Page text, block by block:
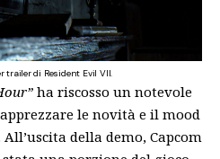
trailer di Resident Evil VII.
ha riscosso un notevole
le novità e il mood
della demo, Capcom